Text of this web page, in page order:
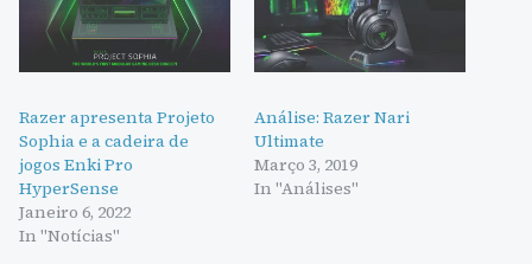
Razer apresenta Projeto
Sophia e a cadeira de
jogos Enki Pro
HyperSense
Janeiro 6, 2022
In "Notícias"
Análise: Razer Nari
Ultimate
Março 3, 2019
In "Análises"